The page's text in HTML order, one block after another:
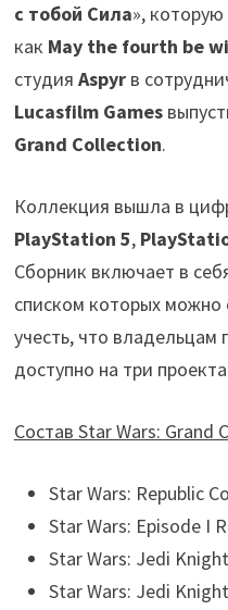
с тобой Сила»,
как May the fourth be
студия Aspyrв
Lucasfilm Games
Grand Collection.
Коллекция вышла в
PlayStation 5,
Сборник включает в
списком которых
учесть, что владельцам
доступно на три
Состав Star Wars: Grand
Star Wars: Republic
Star Wars: Episode I
Star Wars: Jedi
Star Wars: Jedi